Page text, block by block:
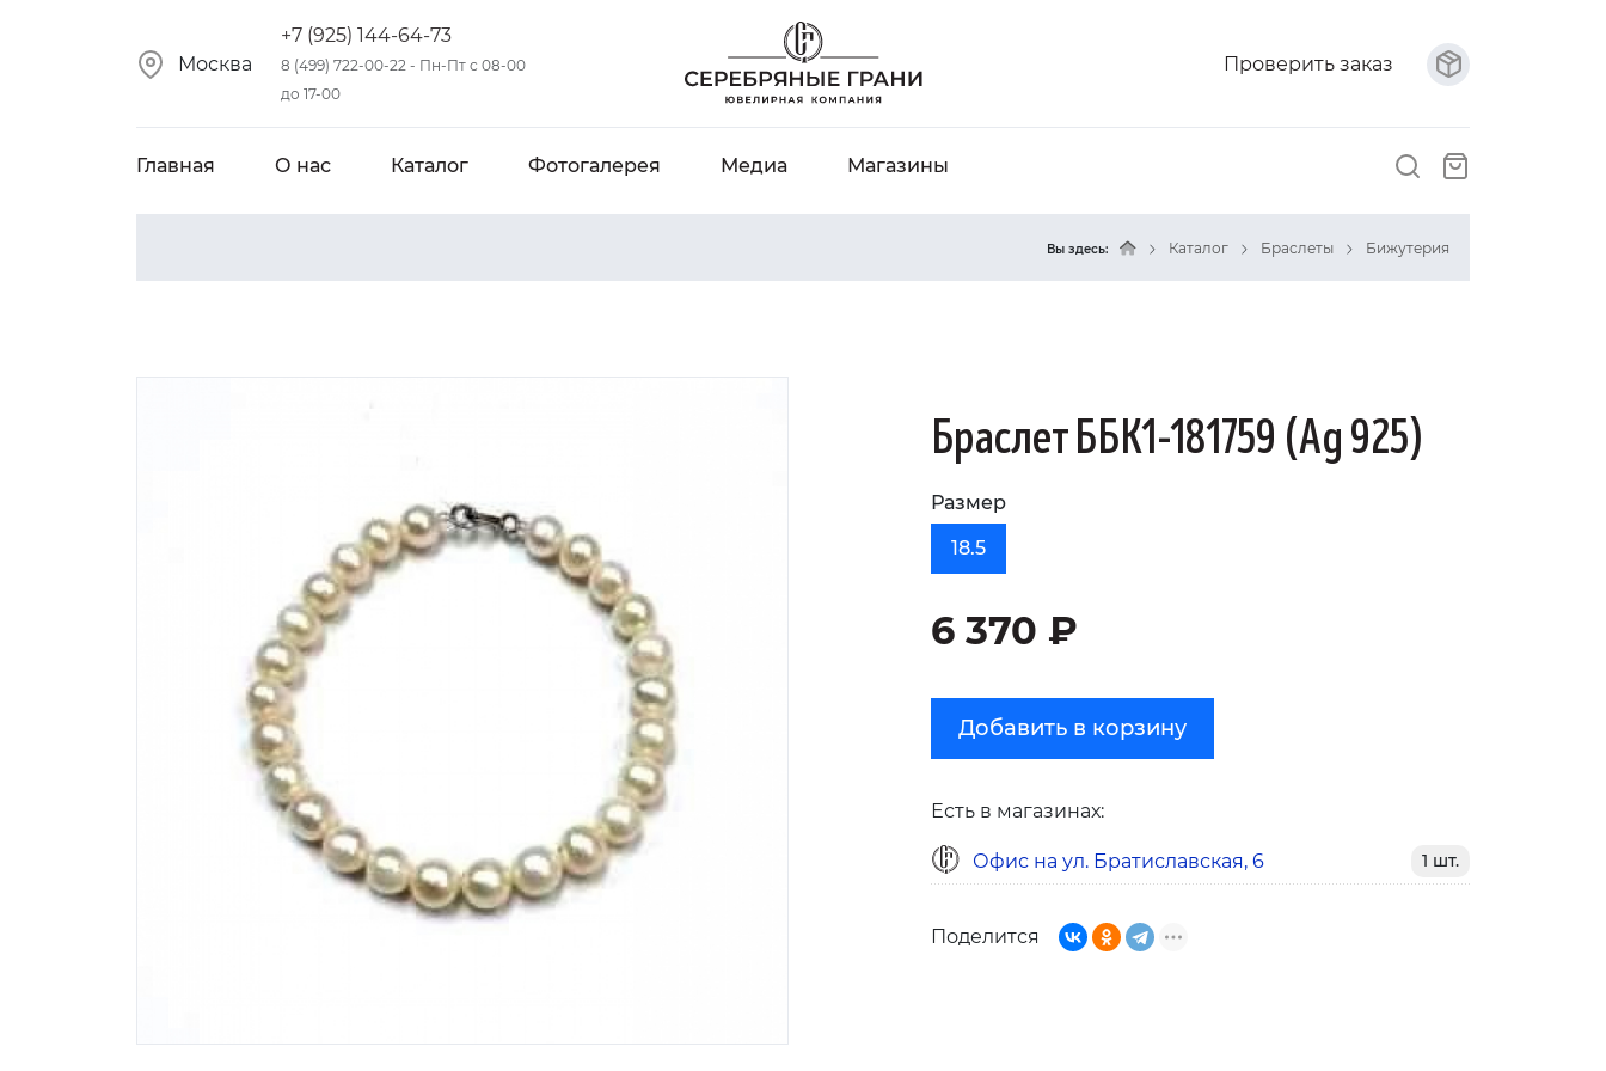
Москва
+7 (925) 144-64-73
8 (499) 722-00-22 - Пн-Пт с 08-00
до 17-00
Проверить заказ
Главная О нас Каталог Фотогалерея Медиа Магазины
Вы здесь: Каталог Браслеты Бижутерия
Браслет ББК1-181759 (Ag 925)
Размер
18.5
6 370 ₽
Добавить в корзину
Есть в магазинах:
Офис на ул. Братиславская, 6 1 шт.
Поделится